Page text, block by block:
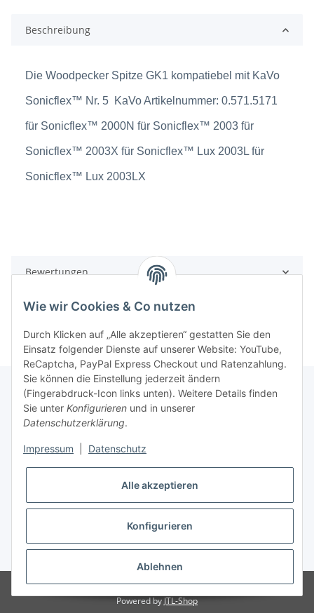
Beschreibung
Die Woodpecker Spitze GK1 kompatiebel mit KaVo
Sonicflex™ Nr. 5 KaVo Artikelnummer: 0.571.5171
für Sonicflex™ 2000N für Sonicflex™ 2003 für
Sonicflex™ 2003X für Sonicflex™ Lux 2003L für
Sonicflex™ Lux 2003LX
Bewertungen
Rechtliche Hinweise
Produktinformationen
* Alle Preise zzgl. gesetzlicher USt., zzgl.Versand
© SpezialDental
Powered byJTL-Shop
Wie wir Cookies & Co nutzen
Durch Klicken auf „Alle akzeptieren“ gestatten Sie den
Einsatz folgender Dienste auf unserer Website: YouTube,
ReCaptcha, PayPal Express Checkout und Ratenzahlung.
Sie können die Einstellung jederzeit ändern
(Fingerabdruck-Icon links unten). Weitere Details finden
Sie unter Konfigurieren und in unserer
Datenschutzerklärung.
Impressum Datenschutz
Alle akzeptieren
Konfigurieren
Ablehnen